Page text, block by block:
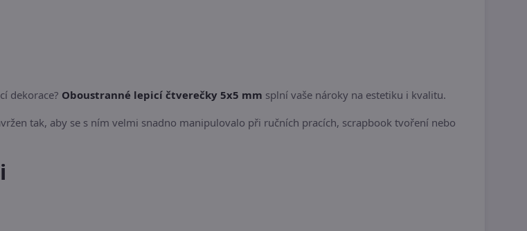
dekorace? Oboustranné lepicí čtverečky 5x5 mm splní vaše nároky na estetiku i kvalitu.
tak, aby se s ním velmi snadno manipulovalo při ručních pracích, scrapbook tvoření nebo